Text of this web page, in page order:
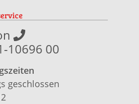
10696 00
geschlossen